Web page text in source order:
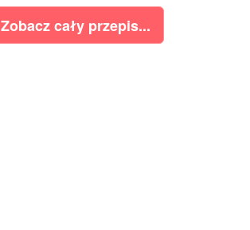
Zobacz cały przepis...